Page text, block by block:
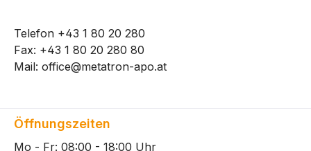
Telefon +43 1 80 20 280
Fax: +43 1 80 20 280 80
Mail: office@metatron-apo.at
Öffnungszeiten
Mo - Fr: 08:00 - 18:00 Uhr